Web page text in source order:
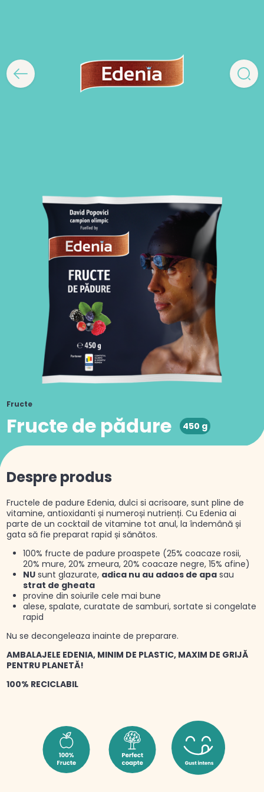
Fructe
Fructe de pădure 450 g
Despre produs
Fructele de padure Edenia, dulci si acrisoare, sunt pline de
vitamine, antioxidanti și numeroși nutrienți. Cu Edenia ai
parte de un cocktail de vitamine tot anul, la îndemână și
gata să fie preparat rapid și sănătos.
100% fructe de padure proaspete (25% coacaze rosii,
20% mure, 20% zmeura, 20% coacaze negre, 15% afine)
NUsunt glazurate, adica nu au adaos de apasau
strat de gheata
provine din soiurile cele mai bune
alese, spalate, curatate de samburi, sortate si congelate
rapid
Nu se decongeleaza inainte de preparare.
AMBALAJELE EDENIA, MINIM DE PLASTIC, MAXIM DE GRIJĂ
PENTRU PLANETĂ!
100% RECICLABIL